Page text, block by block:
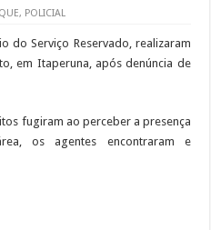
, POLICIAL
do Serviço Reservado, realizaram
em Itaperuna, após denúncia de
fugiram ao perceber a presença
os agentes encontraram e